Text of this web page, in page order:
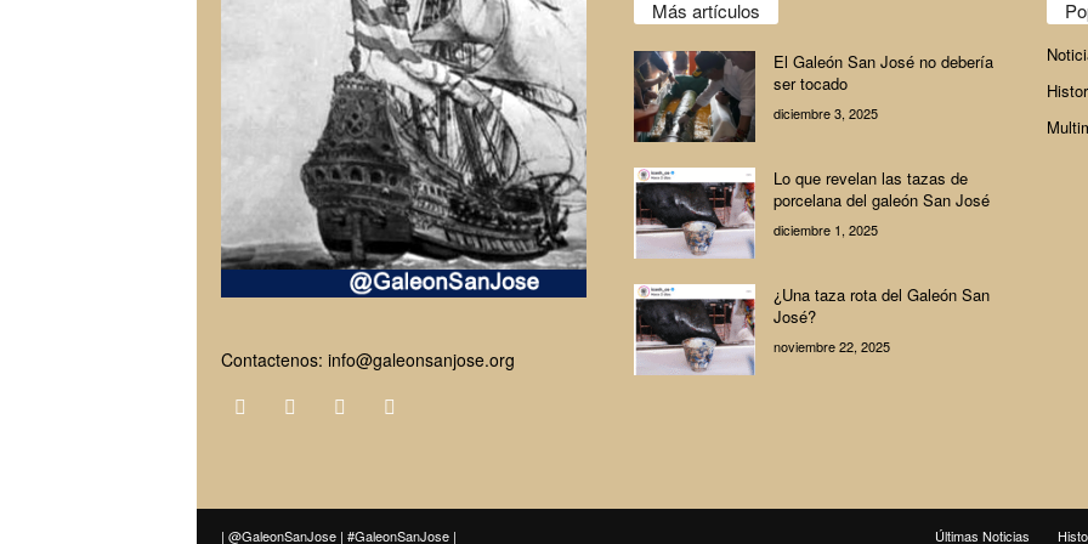
Contactenos: info@galeonsanjose.org
Más artículos
El Galeón San José no debería
ser tocado
diciembre 3, 2025
Lo que revelan las tazas de
porcelana del galeón San José
diciembre 1, 2025
¿Una taza rota del Galeón San
José?
noviembre 22, 2025
Últimas Noticias
| @GaleonSanJose | #GaleonSanJose |